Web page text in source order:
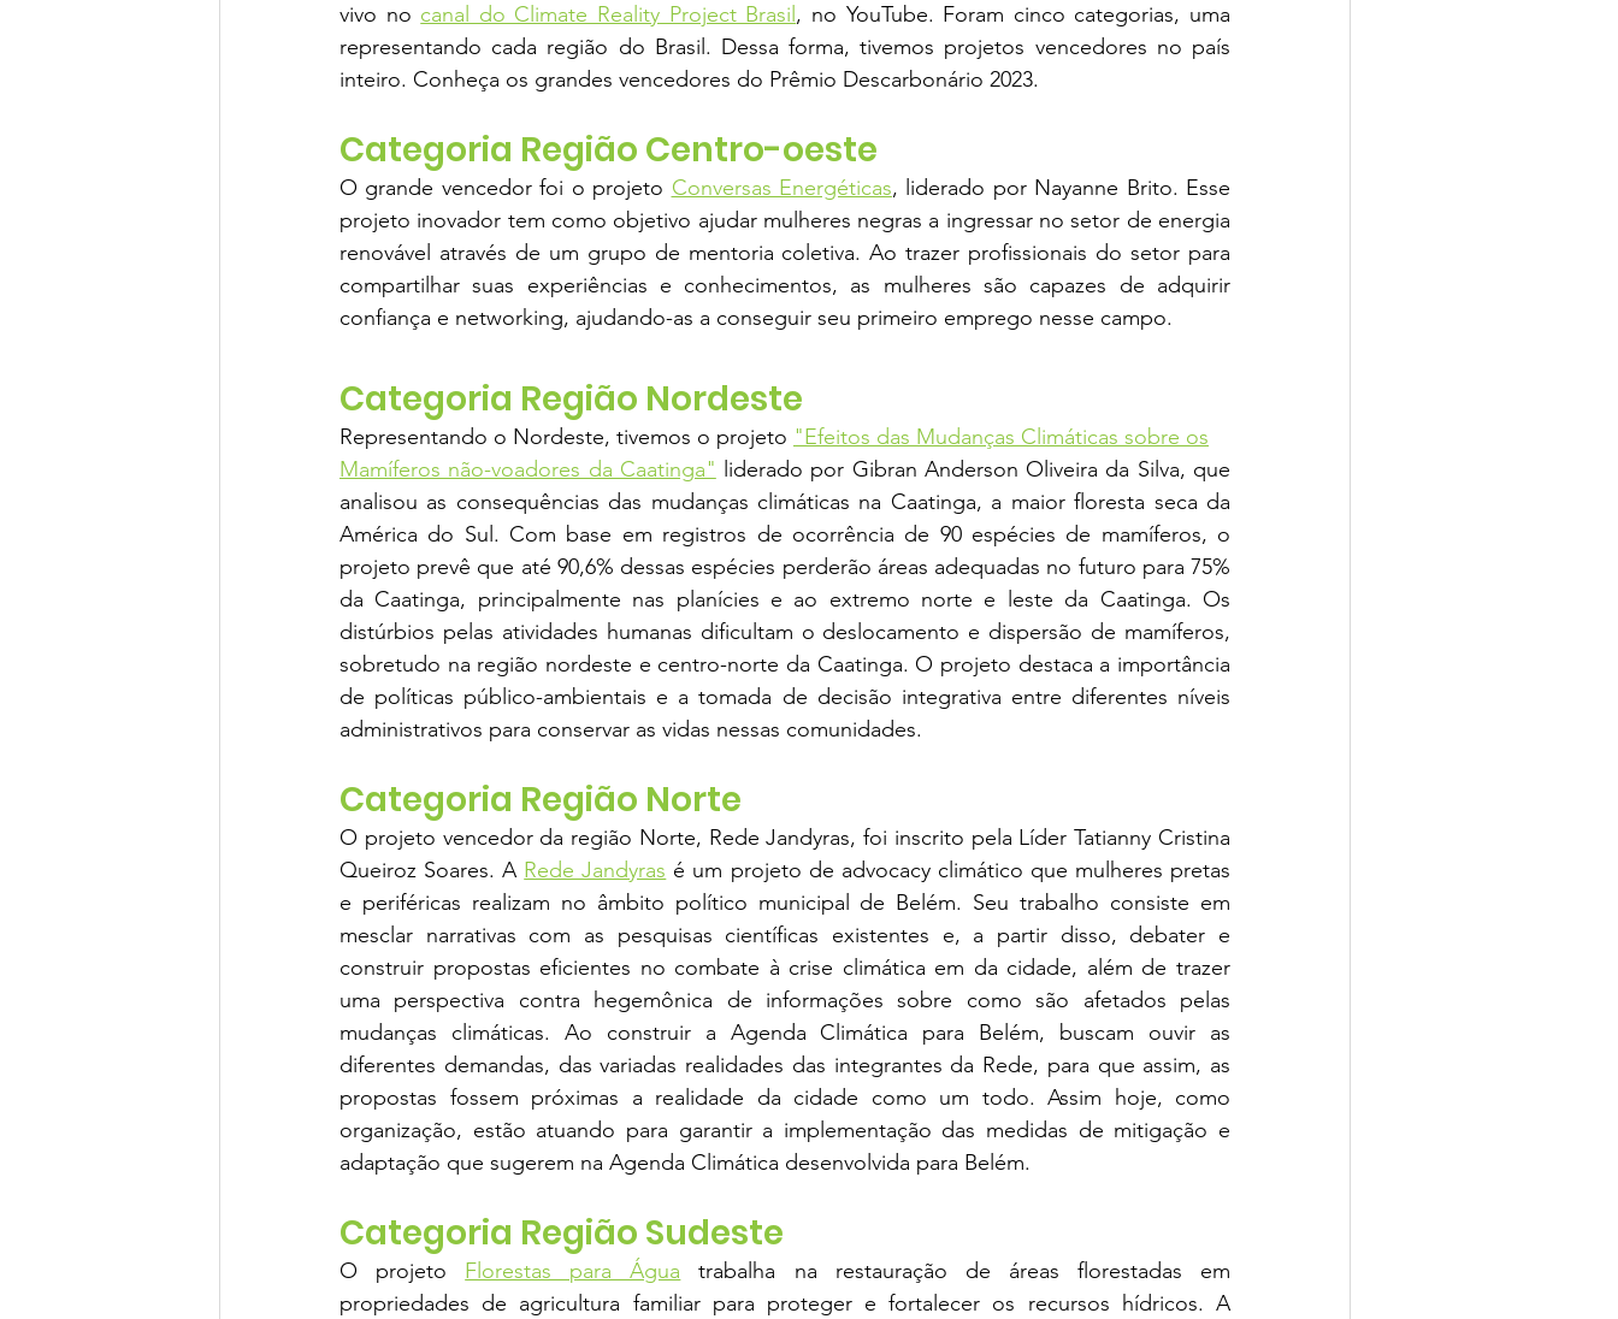
vivo no canal do Climate Reality Project Brasil , no YouTube. Foram cinco categorias, uma
representando cada região do Brasil. Dessa forma, tivemos projetos vencedores no país
inteiro. Conheça os grandes vencedores do Prêmio Descarbonário 2023.
Categoria Região Centro-oeste
O grande vencedor foi o projeto Conversas Energéticas, liderado por Nayanne Brito. Esse
projeto inovador tem como objetivo ajudar mulheres negras a ingressar no setor de energia
renovável através de um grupo de mentoria coletiva. Ao trazer profissionais do setor para
compartilhar suas experiências e conhecimentos, as mulheres são capazes de adquirir
confiança e networking, ajudando-as a conseguir seu primeiro emprego nesse campo.
Categoria Região Nordeste
Representando o Nordeste, tivemos o projeto "Efeitos das Mudanças Climáticas sobre os
Mamíferos não-voadores da Caatinga" liderado por Gibran Anderson Oliveira da Silva, que
analisou as consequências das mudanças climáticas na Caatinga, a maior floresta seca da
América do Sul. Com base em registros de ocorrência de 90 espécies de mamíferos, o
projeto prevê que até 90,6% dessas espécies perderão áreas adequadas no futuro para 75%
da Caatinga, principalmente nas planícies e ao extremo norte e leste da Caatinga. Os
distúrbios pelas atividades humanas dificultam o deslocamento e dispersão de mamíferos,
sobretudo na região nordeste e centro-norte da Caatinga. O projeto destaca a importância
de políticas público-ambientais e a tomada de decisão integrativa entre diferentes níveis
administrativos para conservar as vidas nessas comunidades.
Categoria Região Norte
O projeto vencedor da região Norte, Rede Jandyras, foi inscrito pela Líder Tatianny Cristina
Queiroz Soares. A Rede Jandyras é um projeto de advocacy climático que mulheres pretas
e periféricas realizam no âmbito político municipal de Belém. Seu trabalho consiste em
mesclar narrativas com as pesquisas científicas existentes e, a partir disso, debater e
construir propostas eficientes no combate à crise climática em da cidade, além de trazer
uma perspectiva contra hegemônica de informações sobre como são afetados pelas
mudanças climáticas. Ao construir a Agenda Climática para Belém, buscam ouvir as
diferentes demandas, das variadas realidades das integrantes da Rede, para que assim, as
propostas fossem próximas a realidade da cidade como um todo. Assim hoje, como
organização, estão atuando para garantir a implementação das medidas de mitigação e
adaptação que sugerem na Agenda Climática desenvolvida para Belém.
Categoria Região Sudeste
O projeto Florestas para Água trabalha na restauração de áreas florestadas em
propriedades de agricultura familiar para proteger e fortalecer os recursos hídricos. A